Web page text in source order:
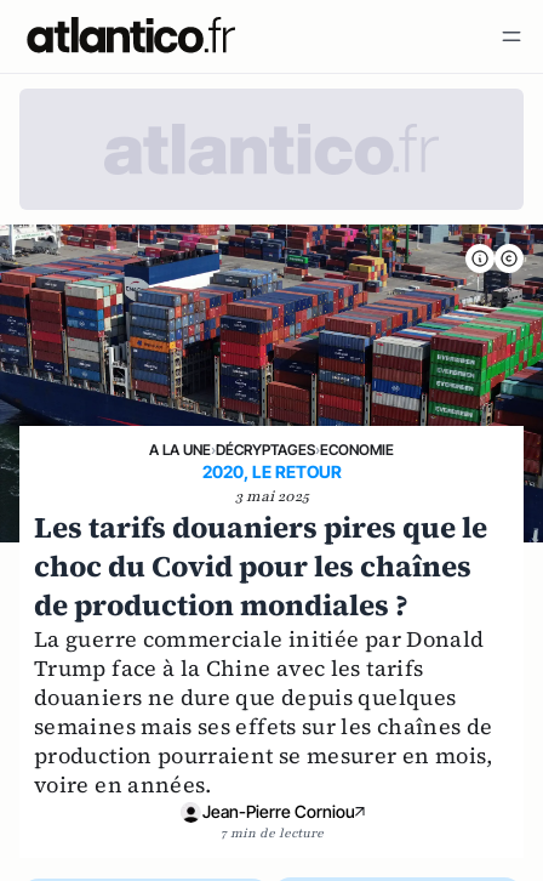
A LA UNE›DÉCRYPTAGES›ECONOMIE
2020, LE RETOUR
3 mai 2025
Les tarifs douaniers pires que le
choc du Covid pour les chaînes
de production mondiales ?
La guerre commerciale initiée par Donald
Trump face à la Chine avec les tarifs
douaniers ne dure que depuis quelques
semaines mais ses effets sur les chaînes de
production pourraient se mesurer en mois,
voire en années.
Jean-Pierre Corniou
7 min de lecture